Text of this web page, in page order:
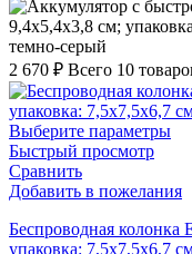
темно-серый
2 670 ₽ Всего 10
Выберите параметры
Быстрый просмотр
Сравнить
Добавить в пожелания
Беспроводная колонка
упаковка: 7,5х7,5х6,7